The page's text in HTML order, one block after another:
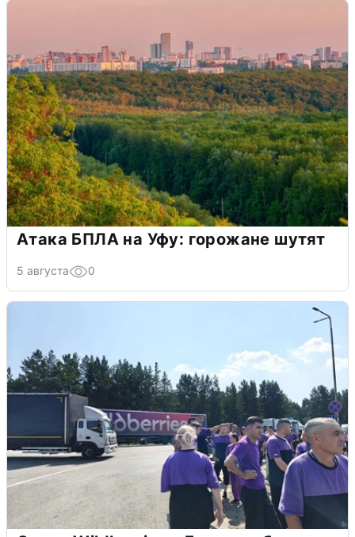
Атака БПЛА на Уфу: горожане шутят
5 августа 0